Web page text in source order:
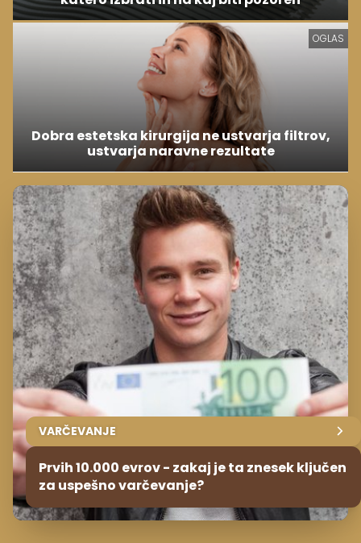
OGLAS
Dobra estetska kirurgija ne ustvarja filtrov,
ustvarja naravne rezultate
VARČEVANJE
Prvih 10.000 evrov - zakaj je ta znesek ključen
za uspešno varčevanje?